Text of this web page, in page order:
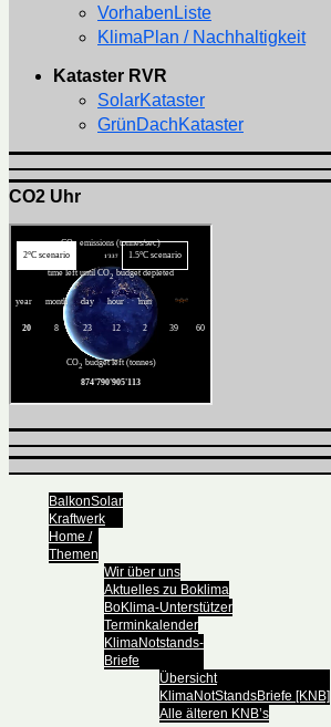
VorhabenListe
KlimaPlan / Nachhaltigkeit
Kataster RVR
SolarKataster
GrünDachKataster
CO2 Uhr
BalkonSolar
Kraftwerk
Home /
Themen
Wir über uns
Aktuelles zu Boklima
BoKlima-Unterstützer
Terminkalender
KlimaNotstands-
Briefe
Übersicht
KlimaNotStandsBriefe [KNB]
Alle älteren KNB’s